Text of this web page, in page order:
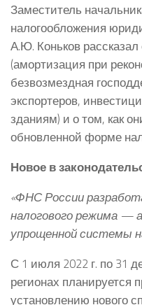
Заместитель
налогообложения
А.Ю. Коньков
(амортизация при
безвозмездная
экспортеров,
зданиям) и о том, как
обновленной форме
Новое в
«ФНС России
налогового режима —
упрощенной системы
С 1 июля 2022 г. по 31
регионах планируется
установлению нового